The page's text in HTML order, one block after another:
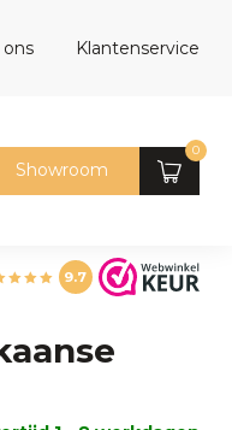
ons Klantenservice
Showroom
0
9.7